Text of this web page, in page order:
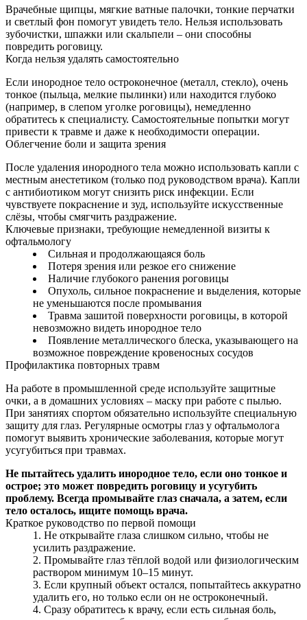
Врачебные щипцы, мягкие ватные палочки, тонкие перчатки
и светлый фон помогут увидеть тело. Нельзя использовать
зубочистки, шпажки или скальпели – они способны
повредить роговицу.
Когда нельзя удалять самостоятельно
Если инородное тело остроконечное (металл, стекло), очень
тонкое (пыльца, мелкие пылинки) или находится глубоко
(например, в слепом уголке роговицы), немедленно
обратитесь к специалисту. Самостоятельные попытки могут
привести к травме и даже к необходимости операции.
Облегчение боли и защита зрения
После удаления инородного тела можно использовать капли с
местным анестетиком (только под руководством врача). Капли
с антибиотиком могут снизить риск инфекции. Если
чувствуете покраснение и зуд, используйте искусственные
слёзы, чтобы смягчить раздражение.
Ключевые признаки, требующие немедленной визиты к
офтальмологу
Сильная и продолжающаяся боль
Потеря зрения или резкое его снижение
Наличие глубокого ранения роговицы
Опухоль, сильное покраснение и выделения, которые
не уменьшаются после промывания
Травма зашитой поверхности роговицы, в которой
невозможно видеть инородное тело
Появление металлического блеска, указывающего на
возможное повреждение кровеносных сосудов
Профилактика повторных травм
На работе в промышленной среде используйте защитные
очки, а в домашних условиях – маску при работе с пылью.
При занятиях спортом обязательно используйте специальную
защиту для глаз. Регулярные осмотры глаз у офтальмолога
помогут выявить хронические заболевания, которые могут
усугубиться при травмах.
Не пытайтесь удалить инородное тело, если оно тонкое и
острое; это может повредить роговицу и усугубить
проблему. Всегда промывайте глаз сначала, а затем, если
тело осталось, ищите помощь врача.
Краткое руководство по первой помощи
Не открывайте глаза слишком сильно, чтобы не
усилить раздражение.
Промывайте глаз тёплой водой или физиологическим
раствором минимум 10–15 минут.
Если крупный объект остался, попытайтесь аккуратно
удалить его, но только если он не остроконечный.
Сразу обратитесь к врачу, если есть сильная боль,